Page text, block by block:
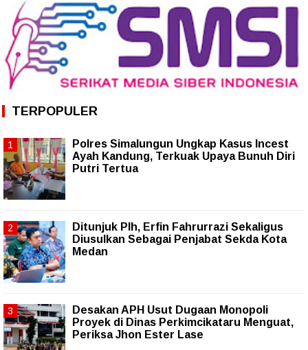
TERPOPULER
Polres Simalungun Ungkap Kasus Incest
Ayah Kandung, Terkuak Upaya Bunuh Diri
Putri Tertua
Ditunjuk Plh, Erfin Fahrurrazi Sekaligus
Diusulkan Sebagai Penjabat Sekda Kota
Medan
Desakan APH Usut Dugaan Monopoli
Proyek di Dinas Perkimcikataru Menguat,
Periksa Jhon Ester Lase